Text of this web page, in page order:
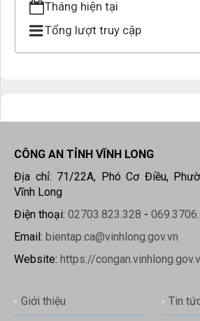
Tháng hiện tại
Tổng lượt truy cập
CÔNG AN TỈNH VĨNH LONG
Địa chỉ: 71/22A, Phó Cơ Điều,
Vĩnh Long
Điện thoại: 02703.823.328 -
Email: bientap.ca@vinhlong.gov.vn
Website: https://
Giới thiệu Tin